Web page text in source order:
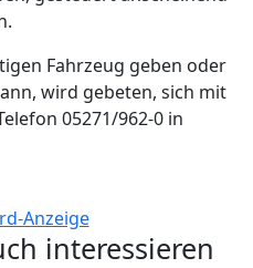
Fahrzeug geben oder
wird gebeten, sich mit
05271/962-0 in
interessieren